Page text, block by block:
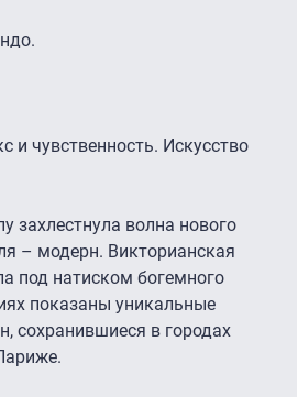
и чувственность. Искусство
захлестнула волна нового
– модерн. Викторианская
под натиском богемного
показаны уникальные
сохранившиеся в городах